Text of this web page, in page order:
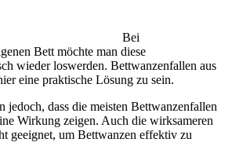
Bei
Bett möchte man diese
wieder loswerden. Bettwanzenfallen aus
eine praktische Lösung zu sein.
jedoch, dass die meisten Bettwanzenfallen
Wirkung zeigen. Auch die wirksameren
geeignet, um Bettwanzen effektiv zu